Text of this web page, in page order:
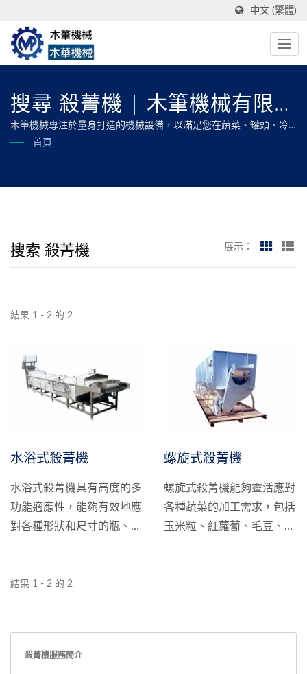
中文 (繁體)
搜尋 殺菁機 | 木筆機械有限公
司
木筆機械專注於量身打造的機械設備，以滿足您在蔬菜、罐頭、冷
凍、油炸、乾燥和脫水食品加工方面的所有需求，確保最佳效率和
首頁
搜索 殺菁機 展示：
結果 1 - 2 的 2
水浴式殺菁機
水浴式殺菁機具有高度的多
功能適應性，能夠有效地應
對各種形狀和尺寸的瓶、罐
特殊設計，確保其在製程中
有相同的殺菌時間、同時也
螺旋式殺菁機
螺旋式殺菁機能夠靈活應對
各種蔬菜的加工需求，包括
玉米粒、紅蘿蔔、毛豆、花
結果 1 - 2 的 2
殺菁機服務簡介